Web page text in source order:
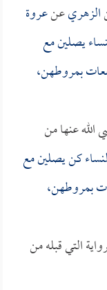
الزهريعنعروة
يصلين مع
بمروطهن،
عنها من
كن يصلين مع
بمروطهن،
التي قبله من